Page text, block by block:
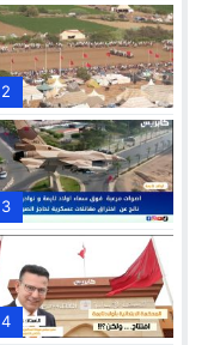
2
3
4